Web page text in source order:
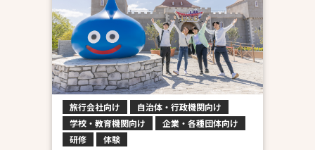
旅行会社向け
自治体・行政機関向け
学校・教育機関向け
企業・各種団体向け
研修
体験